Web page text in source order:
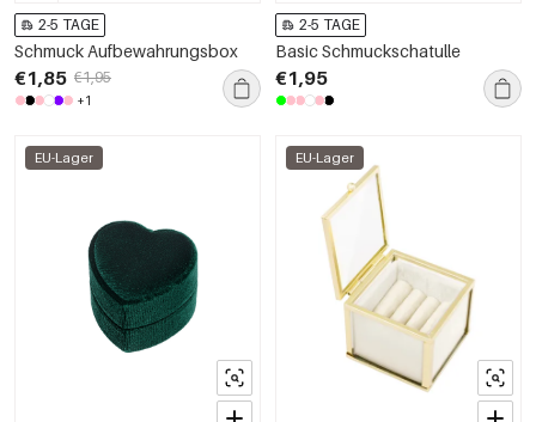
2-5 TAGE
Schmuck Aufbewahrungsbox
€1,85 €1,95
+1
2-5 TAGE
Basic Schmuckschatulle
€1,95
EU-Lager EU-Lager